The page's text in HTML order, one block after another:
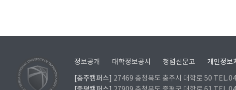
정보공개 대학정보공시 청렴신문고 개인정보
[충주캠퍼스]
27469 충청북도 충주시 대학로 50